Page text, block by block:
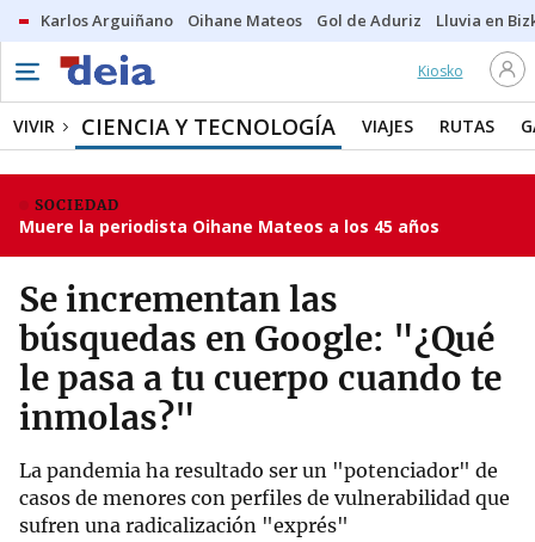
Karlos Arguiñano Oihane Mateos Gol de Aduriz Lluvia en
Kiosko
VIVIR CIENCIA Y TECNOLOGÍA VIAJES RUTAS
SOCIEDAD
Muere la periodista Oihane Mateos a los 45 años
Se incrementan las
búsquedas en Google: "¿Qué
le pasa a tu cuerpo cuando te
inmolas?"
La pandemia ha resultado ser un "potenciador" de
casos de menores con perfiles de vulnerabilidad que
sufren una radicalización "exprés"